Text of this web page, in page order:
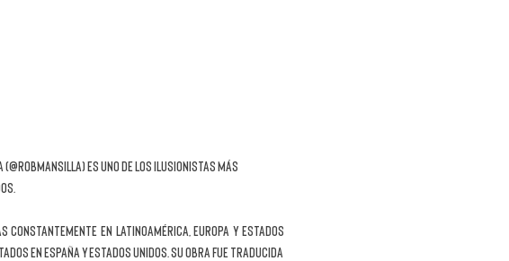
es uno de los ilusionistas más
en Latinoamérica, Europa y Estados
en España y Estados Unidos. Su obra fue traducida